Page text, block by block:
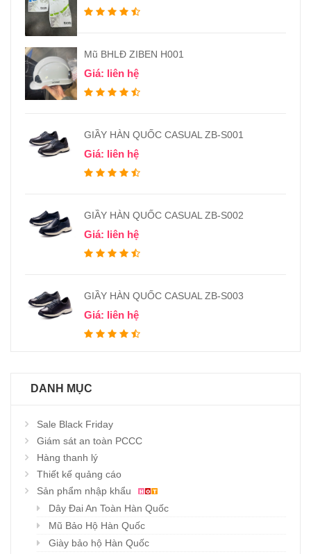
Mũ BHLĐ ZIBEN H001
Giá: liên hệ
GIẦY HÀN QUỐC CASUAL ZB-S001
Giá: liên hệ
GIẦY HÀN QUỐC CASUAL ZB-S002
Giá: liên hệ
GIẦY HÀN QUỐC CASUAL ZB-S003
Giá: liên hệ
DANH MỤC
Sale Black Friday
Giám sát an toàn PCCC
Hàng thanh lý
Thiết kế quảng cáo
Sản phẩm nhập khẩu
Dây Đai An Toàn Hàn Quốc
Mũ Bảo Hộ Hàn Quốc
Giày bảo hộ Hàn Quốc